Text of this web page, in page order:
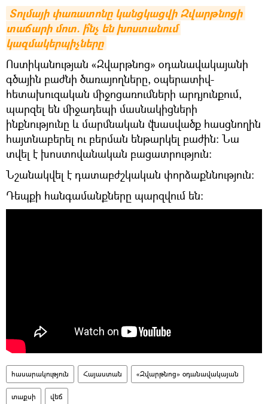
Տոլմայի փառատոնը կանցկացվի Զվարթնոցի
տաճարի մոտ. ի՞նչ են խոստանում
կազմակերպիչները
Ոստիկանության «Զվարթնոց» օդանավակայանի
գծային բաժնի ծառայողները, օպերատիվ-
հետախուզական միջոցառումների արդյունքում,
պարզել են միջադեպի մասնակիցների
ինքնությունը և մարմնական վնասվածք հասցնողին
հայտնաբերել ու բերման ենթարկել բաժին։ Նա
տվել է խոստովանական բացատրություն։
Նշանակվել է դատաբժշկական փորձաքննություն։
Դեպքի հանգամանքները պարզվում են։
հասարակություն Հայաստան «Զվարթնոց» օդանավակայան
տաքսի վեճ